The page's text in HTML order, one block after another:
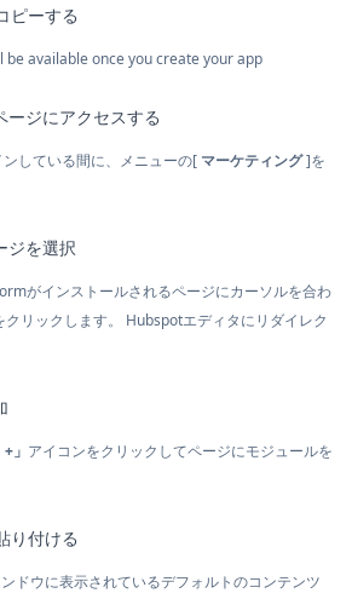
ピーする
be available once you create your app
ージにアクセスする
している間に、メニューの[ マーケティング]を
ジを選択
がインストールされるページにカーソルを合わ
クリックします。 Hubspotエディタにリダイレク
+」 アイコンをクリックしてページにモジュールを
り付ける
ドウに表示されているデフォルトのコンテンツ